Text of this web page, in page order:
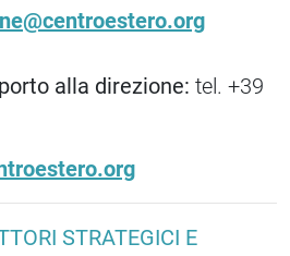
alla direzione: tel. +39
STRATEGICI E